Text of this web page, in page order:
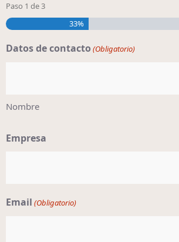
Paso 1 de3
33%
Datos de contacto (Obligatorio)
Nombre
Empresa
Email (Obligatorio)